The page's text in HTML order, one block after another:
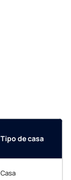
Tipo de casa
Casa